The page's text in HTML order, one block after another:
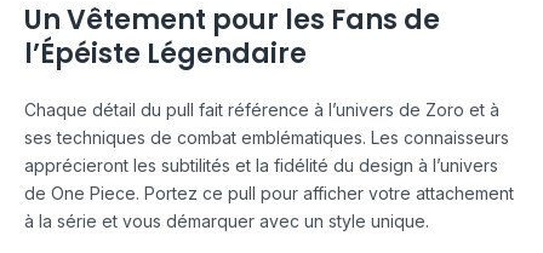
Un Vêtement pour les Fans de
l’Épéiste Légendaire
Chaque détail du pull fait référence à l’univers de Zoro et à
ses techniques de combat emblématiques. Les connaisseurs
apprécieront les subtilités et la fidélité du design à l’univers
de One Piece. Portez ce pull pour afficher votre attachement
à la série et vous démarquer avec un style unique.